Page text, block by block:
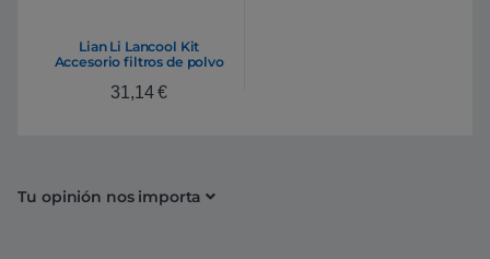
Lian Li Lancool Kit
Accesorio filtros de polvo
LAN3-1X
31,14€
Tu opinión nos importa